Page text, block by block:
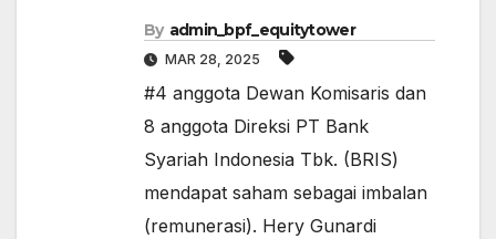
By admin_bpf_equitytower
MAR 28, 2025
#4 anggota Dewan Komisaris dan
8 anggota Direksi PT Bank
Syariah Indonesia Tbk. (BRIS)
mendapat saham sebagai imbalan
(remunerasi). Hery Gunardi